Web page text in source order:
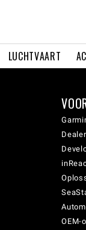
LUCHTVAART
OEM-